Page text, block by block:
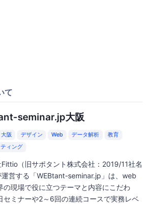
て
seminar.jp大阪
大阪 デザイン Web データ解析
教育
ィング
（旧サポタント株式会社：2019/11社名
運営する「WEBtant-seminar.jp」は、web
の現場で役に立つテーマと内容にこだわ
セミナーや2～6回の連続コースで実務レベ